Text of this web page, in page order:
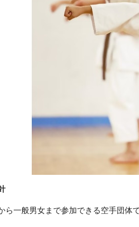
一般男女まで参加できる空手団体で